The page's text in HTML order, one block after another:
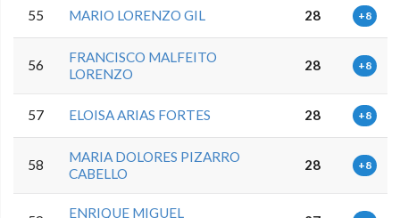
55 MARIO LORENZO GIL 28 +8
56
FRANCISCO MALFEITO
LORENZO
28 +8
57 ELOISA ARIAS FORTES 28 +8
58
MARIA DOLORES PIZARRO
CABELLO
28 +8
ENRIQUE MIGUEL